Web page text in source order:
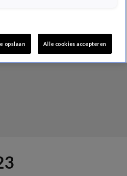
opslaan Alle cookies accepteren